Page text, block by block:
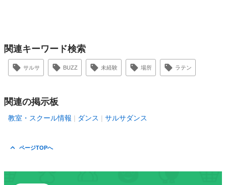
関連キーワード検索
サルサ BUZZ 未経験 場所 ラテン
関連の掲示板
教室・スクール情報 ダンス サルサダンス
ページTOPへ